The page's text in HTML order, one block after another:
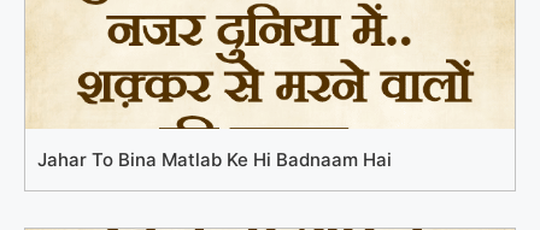
Jahar To Bina Matlab Ke Hi Badnaam Hai